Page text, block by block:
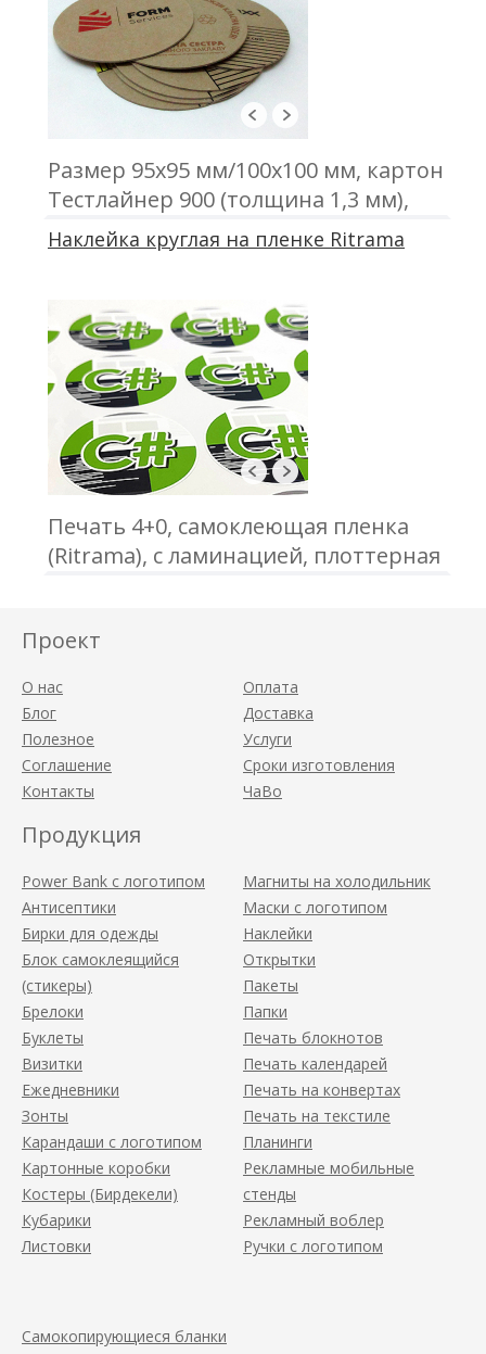
Размер 95х95 мм/100х100 мм, картон
Тестлайнер 900 (толщина 1,3 мм),
печать трафаретная, высечка
Наклейка круглая на пленке Ritrama
Печать 4+0, самоклеющая пленка
(Ritrama), с ламинацией, плоттерная
Проект
О нас
Блог
Полезное
Соглашение
Контакты
Оплата
Доставка
Услуги
Сроки изготовления
ЧаВо
Продукция
Power Bank с логотипом
Антисептики
Бирки для одежды
Блок самоклеящийся
(стикеры)
Брелоки
Буклеты
Визитки
Ежедневники
Зонты
Карандаши с логотипом
Картонные коробки
Костеры (Бирдекели)
Кубарики
Листовки
Магниты на холодильник
Маски с логотипом
Наклейки
Открытки
Пакеты
Папки
Печать блокнотов
Печать календарей
Печать на конвертах
Печать на текстиле
Планинги
Рекламные мобильные
стенды
Рекламный воблер
Ручки с логотипом
Самокопирующиеся бланки